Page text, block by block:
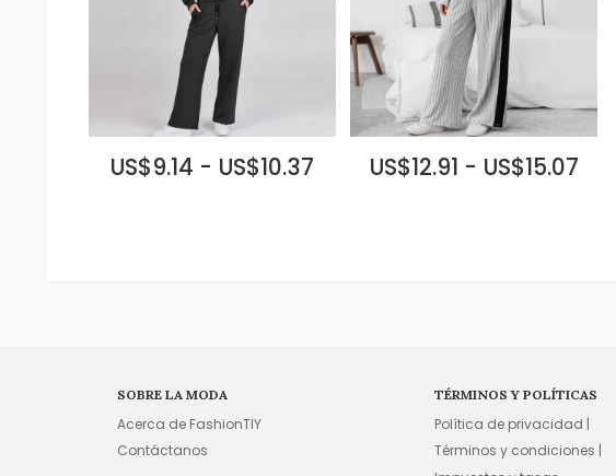
US$9.14 - US$10.37 US$12.91 - US$15.07
SOBRE LA MODA
Acerca de FashionTIY
Contáctanos
TÉRMINOS Y POLÍTICAS
Política de privacidad |
Términos y condiciones |